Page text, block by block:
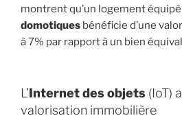
montrent qu’un logement
domotiques bénéficie d’une
à 7% par rapport à un bien
L’Internet des objets (IoT)
valorisation immobilière